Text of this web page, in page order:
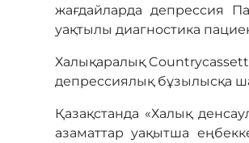
жағдайларда депрессия
уақтылы диагностика
Халықаралық
депрессиялық бұзылысқа
Қазақстанда «Халық
азаматтар уақытша